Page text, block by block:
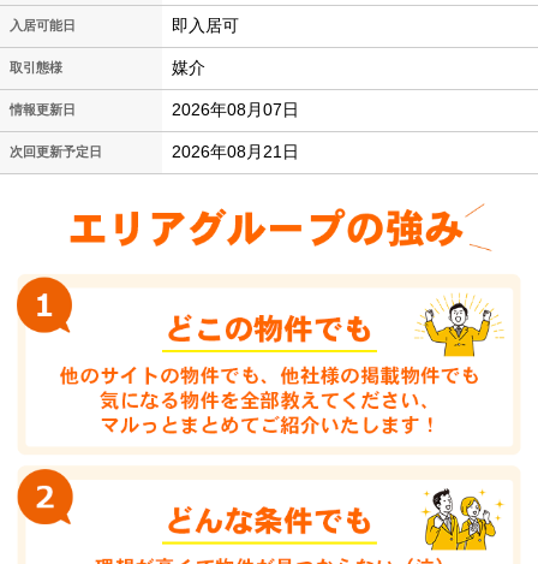
入居可能日 即入居可
取引態様 媒介
情報更新日 2026年08月07日
次回更新予定日 2026年08月21日